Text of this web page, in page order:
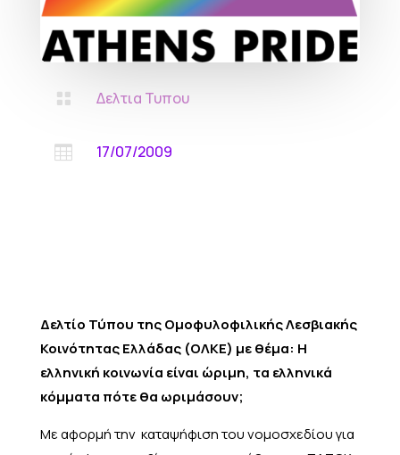
 Δελτια Τυπου
 17/07/2009
Δελτίο Τύπου της Ομοφυλοφιλικής Λεσβιακής
Κοινότητας Ελλάδας (ΟΛΚΕ) με θέμα: Η
ελληνική κοινωνία είναι ώριμη, τα ελληνικά
κόμματα πότε θα ωριμάσουν;
Με αφορμή την καταψήφιση του νομοσχεδίου για